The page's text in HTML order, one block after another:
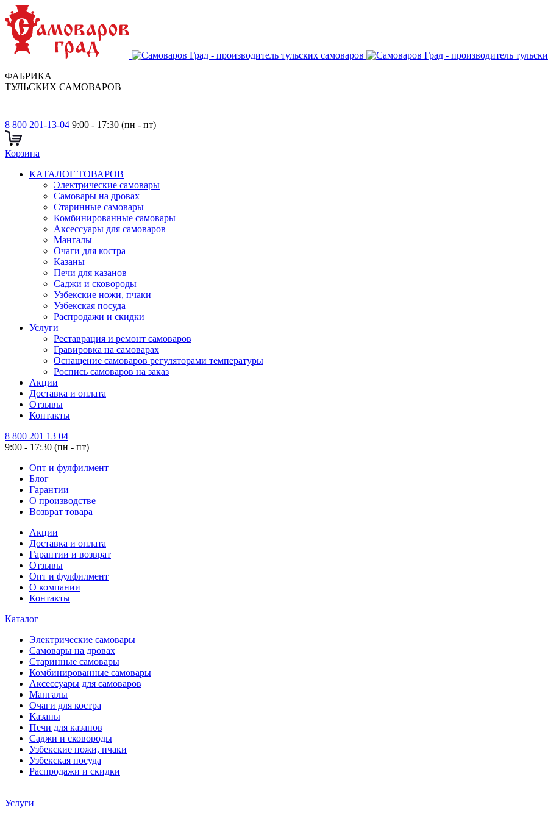
ФАБРИКА
ТУЛЬСКИХ САМОВАРОВ
8 800 201-13-04 9:00 - 17:30 (пн - пт)
Корзина
КАТАЛОГ ТОВАРОВ
Электрические самовары
Cамовары на дровах
Старинные самовары
Комбинированные самовары
Аксессуары для самоваров
Мангалы
Очаги для костра
Казаны
Печи для казанов
Саджи и сковороды
Узбекские ножи, пчаки
Узбекская посуда
Распродажи и скидки
Услуги
Реставрация и ремонт самоваров
Гравировка на самоварах
Оснащение самоваров регуляторами температуры
Роспись самоваров на заказ
Акции
Доставка и оплата
Отзывы
Контакты
8 800 201 13 04
9:00 - 17:30 (пн - пт)
Опт и фулфилмент
Блог
Гарантии
О производстве
Возврат товара
Акции
Доставка и оплата
Гарантии и возврат
Отзывы
Опт и фулфилмент
О компании
Контакты
Каталог
Электрические самовары
Cамовары на дровах
Старинные самовары
Комбинированные самовары
Аксессуары для самоваров
Мангалы
Очаги для костра
Казаны
Печи для казанов
Саджи и сковороды
Узбекские ножи, пчаки
Узбекская посуда
Распродажи и скидки
Услуги